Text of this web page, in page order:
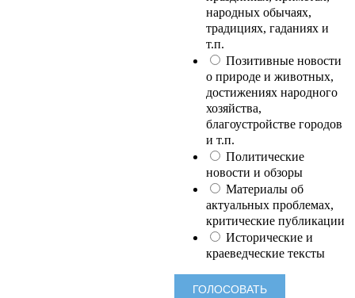
народных обычаях,
традициях, гаданиях и
т.п.
Позитивные новости
о природе и животных,
достижениях народного
хозяйства,
благоустройстве городов
и т.п.
Политические
новости и обзоры
Материалы об
актуальных проблемах,
критические публикации
Исторические и
краеведческие тексты